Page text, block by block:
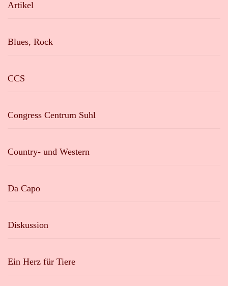
Artikel
Blues, Rock
CCS
Congress Centrum Suhl
Country- und Western
Da Capo
Diskussion
Ein Herz für Tiere